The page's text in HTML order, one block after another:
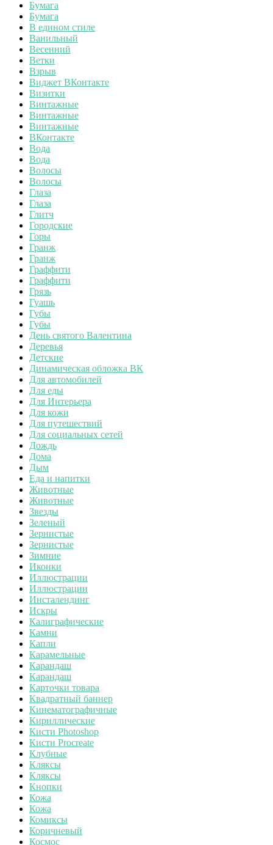
Бумага
Бумага
В едином стиле
Ванильный
Весенний
Ветки
Взрыв
Виджет ВКонтакте
Визитки
Винтажные
Винтажные
Винтажные
ВКонтакте
Вода
Вода
Волосы
Волосы
Глаза
Глаза
Глитч
Городские
Горы
Гранж
Гранж
Граффити
Граффити
Грязь
Гуашь
Губы
Губы
День святого Валентина
Деревья
Детские
Динамическая обложка ВК
Для автомобилей
Для еды
Для Интерьера
Для кожи
Для путешествий
Для социальных сетей
Дождь
Дома
Дым
Еда и напитки
Животные
Животные
Звезды
Зеленый
Зернистые
Зернистые
Зимние
Иконки
Иллюстрации
Иллюстрации
Инсталендинг
Искры
Калиграфические
Камни
Капли
Карамельные
Карандаш
Карандаш
Карточки товара
Квадратный баннер
Кинематографичные
Кириллические
Кисти Photoshop
Кисти Procreate
Клубные
Кляксы
Кляксы
Кнопки
Кожа
Кожа
Комиксы
Коричневый
Космос